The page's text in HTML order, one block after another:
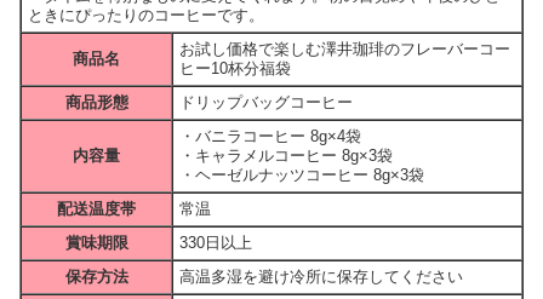
ときにぴったりのコーヒーです。
商品名
お試し価格で楽しむ澤井珈琲のフレーバーコー
ヒー10杯分福袋
商品形態
ドリップバッグコーヒー
内容量
・バニラコーヒー 8g×4袋
・キャラメルコーヒー 8g×3袋
・ヘーゼルナッツコーヒー 8g×3袋
配送温度帯
常温
賞味期限
330日以上
保存方法
高温多湿を避け冷所に保存してください